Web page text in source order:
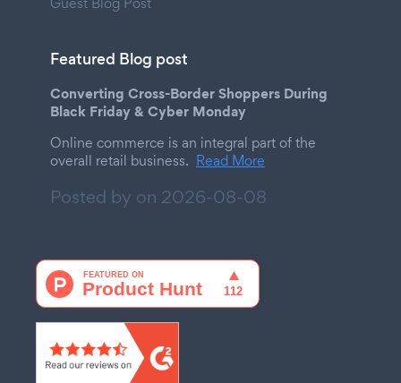
Featured Blog post
Converting Cross-Border Shoppers During
Black Friday & Cyber Monday
Online commerce is an integral part of the
overall retail business. Read More
Posted by on 2026-08-08